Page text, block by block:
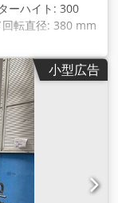
ーハイト: 300
転直径: 380 mm
ンドル内径: 82
- 1200 rpm モー
送り速度: (93)
- 2.73 mm/rev
ィットワース:
ジ山、モジュラ
64 - 1/4 D.P. ク
イドストロー
台クイルストロー
3,200 kg 装備 -
小型広告